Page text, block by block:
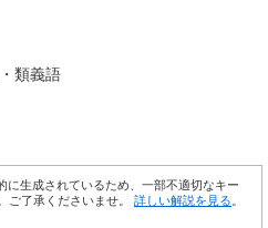
類義語
に生成されているため、一部不適切なキー
ご了承くださいませ。 詳しい解説を見る